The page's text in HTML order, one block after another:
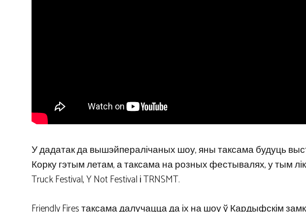
У дадатак да вышэйпералічаных шоу, яны таксама будуць
Корку гэтым летам, а таксама на розных фестывалях, у тым ліку
Truck Festival, Y Not Festival і TRNSMT.
Friendly Fires таксама далучацца да іх на шоу ў Кардыфскім